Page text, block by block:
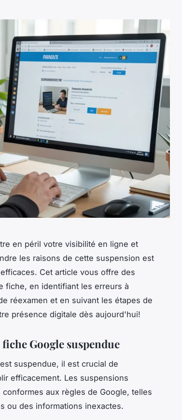
en péril votre visibilité en ligne et
les raisons de cette suspension est
Cet article vous offre des
fiche, en identifiant les erreurs à
réexamen et en suivant les étapes de
présence digitale dès aujourd'hui!
Google suspendue
est suspendue, il est crucial de
efficacement. Les suspensions
aux règles de Google, telles
ou des informations inexactes.